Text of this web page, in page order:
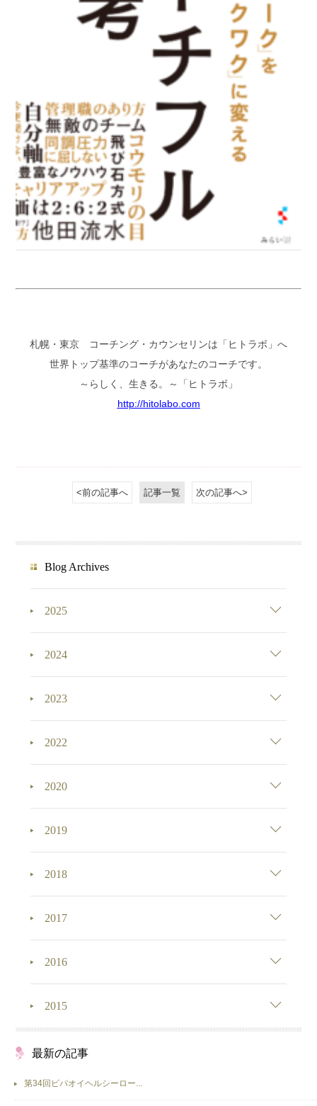
札幌・東京 コーチング・カウンセリンは「ヒトラボ」へ
世界トップ基準のコーチがあなたのコーチです。
～らしく、生きる。～「ヒトラボ」
http://hitolabo.com
<前の記事へ 記事一覧 次の記事へ>
Blog Archives
2025
2024
2023
2022
2020
2019
2018
2017
2016
2015
最新の記事
第34回ピパオイヘルシーロー...